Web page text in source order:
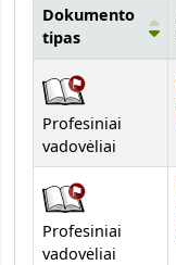
Užsakymai
Dokumento
tipas
Profesiniai
vadovėliai
Profesiniai
vadovėliai